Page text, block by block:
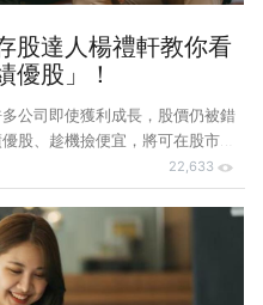
股達人楊禮軒教你看
優股」！
公司即使獲利成長，股價仍被錯
股、趁機撿便宜，將可在股市反
季是我投資股票十多年以來最驚
神巴菲特都是頭一次見到。 就
景氣循環股，也得面對 3 月份
雖然截至 6 月 9 日為止，我的持
上了一堂震撼教育課，因為期間
面對這樣的劇烈波動，內心也
22,633